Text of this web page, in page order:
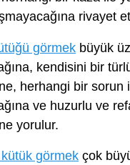
rivayet
görmek büyük
kendisini bir
herhangi bir sorun
ve huzurlu ve
yorulur.
görmek çok